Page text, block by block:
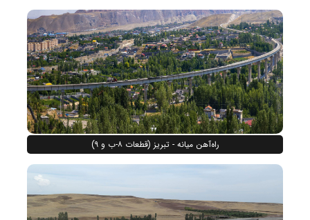
راه‌آهن میانه - تبریز (قطعات ۸-ب و ۹)